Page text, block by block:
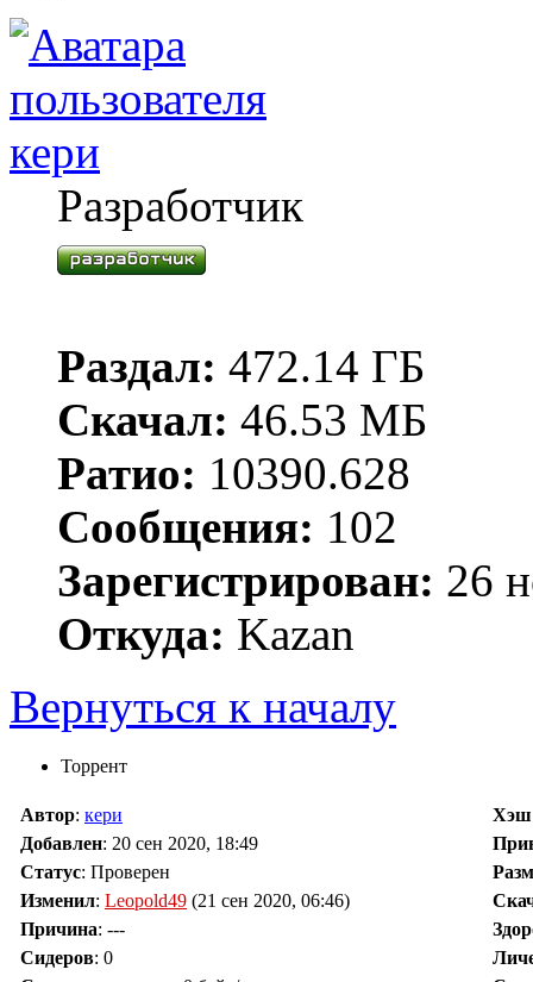
кери
Разработчик
Раздал: 472.14 ГБ
Скачал: 46.53 МБ
Ратио: 10390.628
Сообщения: 102
Зарегистрирован: 26
Откуда: Kazan
Вернуться к началу
Торрент
Автор: кери Хэш
Добавлен: 20 сен 2020, 18:49
Статус: Проверен
Изменил: Leopold49 (21 сен 2020, 06:46)
Причина: ---
Сидеров: 0